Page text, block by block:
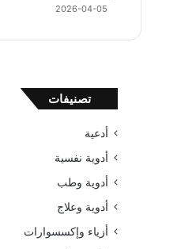
2026-04-05
تصنيفات
أدعية
أدوية نفسية
أدوية وطب
أدوية وعلاج
أزياء وإكسسوارات